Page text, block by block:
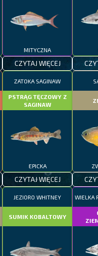
MITYCZNA
CZYTAJ WIĘCEJ
ZATOKA SAGINAW
PSTRĄG TĘCZOWY Z
SAGINAW
EPICKA
CZYTAJ WIĘCEJ
JEZIORO WHITNEY
SUMIK KOBALTOWY
WIELKA